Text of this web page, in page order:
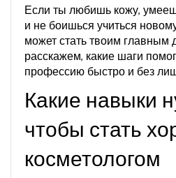
Если ты любишь кожу,
и не боишься учиться
может стать твоим главным
расскажем, какие шаги
профессию быстро и без
Какие навыки
чтобы стать
косметологом